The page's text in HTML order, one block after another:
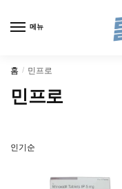
메뉴
홈 / 민프로
민프로